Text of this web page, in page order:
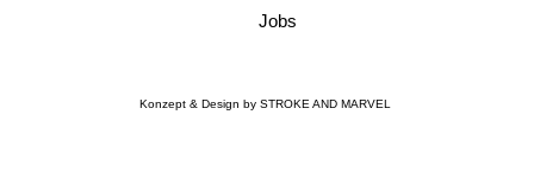
Jobs
Konzept & Design by STROKE AND MARVEL